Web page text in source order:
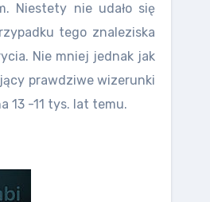
Niestety nie udało się
tego znaleziska
Nie mniej jednak jak
prawdziwe wizerunki
13 -11 tys. lat temu.